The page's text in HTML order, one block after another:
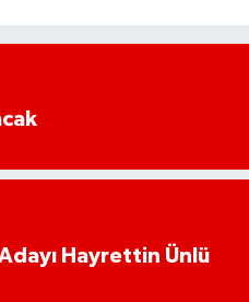
Hayrettin Ünlü